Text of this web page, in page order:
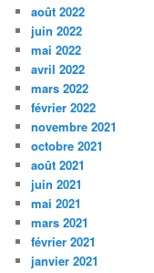
août 2022
juin 2022
mai 2022
avril 2022
mars 2022
février 2022
novembre 2021
octobre 2021
août 2021
juin 2021
mai 2021
mars 2021
février 2021
janvier 2021